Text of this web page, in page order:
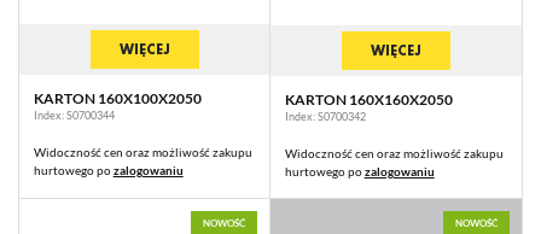
WIĘCEJ
KARTON 160X100X2050
Index: S0700344
Widoczność cen oraz możliwość zakupu
hurtowego pozalogowaniu
WIĘCEJ
KARTON 160X160X2050
Index: S0700342
Widoczność cen oraz możliwość zakupu
hurtowego pozalogowaniu
NOWOŚĆ NOWOŚĆ